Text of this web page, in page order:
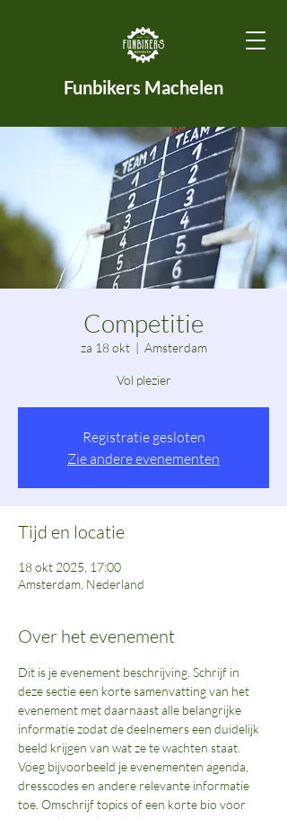
Funbikers Machelen
Competitie
za 18 okt
  |
Amsterdam
Vol plezier
Registratie gesloten
Zie andere evenementen
Tijd en locatie
18 okt 2025, 17:00
Amsterdam, Nederland
Over het evenement
Dit is je evenement beschrijving. Schrijf in
deze sectie een korte samenvatting van het
evenement met daarnaast alle belangrijke
informatie zodat de deelnemers een duidelijk
Voeg bijvoorbeeld je evenementen agenda,
dresscodes en andere relevante informatie
toe. Omschrijf topics of een korte bio voor